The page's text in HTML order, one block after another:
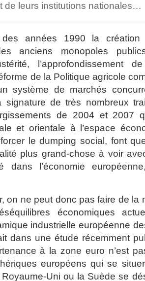
de leurs institutions nationales…
années 1990 la
anciens monopoles
l’approfondissement
de la Politique agricole
système de marchés
signature de très nombreux
de 2004 et 2007
et orientale à l’espace
le dumping social, font
plus grand-chose à voir
dans l’économie
on ne peut donc pas faire de la
économiques
industrielle européenne
dans une étude récemment
à la zone euro n’est
européens qui se
Uni ou la Suède se